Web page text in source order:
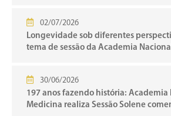
02/07/2026
Longevidade sob diferentes
tema de sessão da Academia
30/06/2026
197 anos fazendo história: Academia
Medicina realiza Sessão Solene